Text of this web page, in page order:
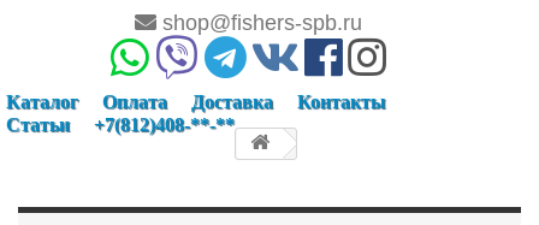
shop@fishers-spb.ru
Каталог Оплата Доставка
Контакты
Статьи
+7(812)408-**-**